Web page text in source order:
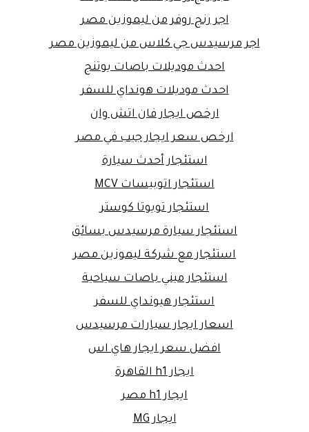
اجر رنج روفر من ليموزين مصر
اجر مرسيدس جي كلاس من ليموزين مصر
احدث موديلات باصات يوتنج
احدث موديلات هونداي للسفر
ارخص ايجار فان اتش وان
ارخص سعر ايجار جيب في مصر
استئجار أحدث سيارة
استئجار اتوبيسات MCV
استئجار تويوتا كوستر
استئجار سيارة مرسيدس بسائق
استئجار مع شركة ليموزين مصر
استئجار ميني باصات سياحية
استئجار هيونداي للسفر
اسعار ايجار سيارات مرسيدس
افضل سعر ايجار هاي اس
ايجار h1 القاهرة
ايجار h1 مصر
ايجار MG